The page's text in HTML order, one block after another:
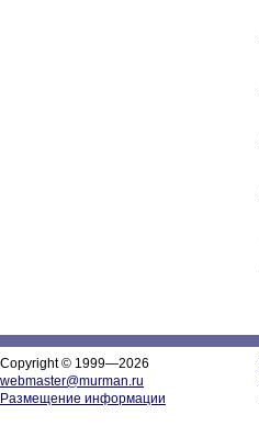
Copyright © 1999—2026
webmaster@murman.ru
Размещение информации